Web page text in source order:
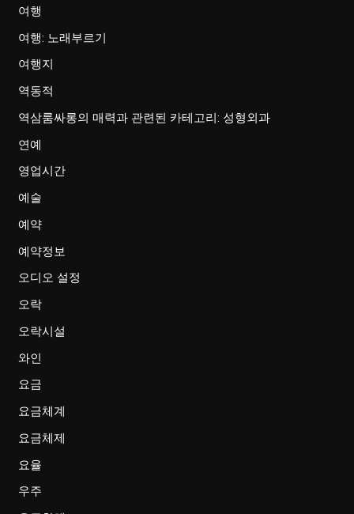
여행
여행: 노래부르기
여행지
역동적
역삼룸싸롱의 매력과 관련된 카테고리: 성형외과
연예
영업시간
예술
예약
예약정보
오디오 설정
오락
오락시설
와인
요금
요금체계
요금체제
요율
우주